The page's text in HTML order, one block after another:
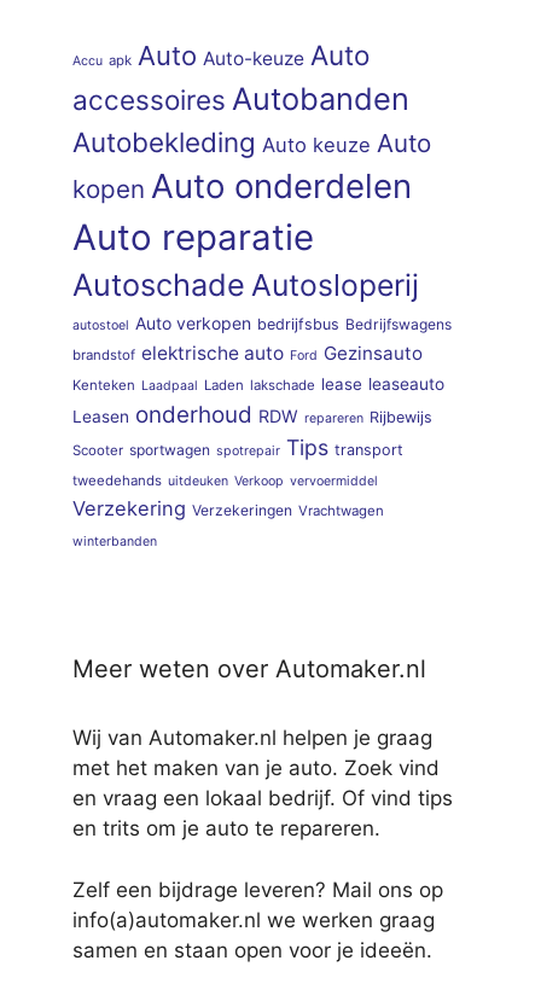
Accu apk Auto Auto-keuze Auto
accessoires Autobanden
Autobekleding Auto keuze Auto
kopen Auto onderdelen
Auto reparatie
Autoschade Autosloperij
autostoel Auto verkopen bedrijfsbus Bedrijfswagens
brandstof elektrische auto Ford Gezinsauto
Kenteken Laadpaal Laden lakschade lease leaseauto
Leasen onderhoud RDW repareren Rijbewijs
Scooter sportwagen spotrepair Tips transport
tweedehands uitdeuken Verkoop vervoermiddel
Verzekering Verzekeringen Vrachtwagen
winterbanden
Meer weten over Automaker.nl
Wij van Automaker.nl helpen je graag
met het maken van je auto. Zoek vind
en vraag een lokaal bedrijf. Of vind tips
en trits om je auto te repareren.
Zelf een bijdrage leveren? Mail ons op
info(a)automaker.nl we werken graag
samen en staan open voor je ideeën.